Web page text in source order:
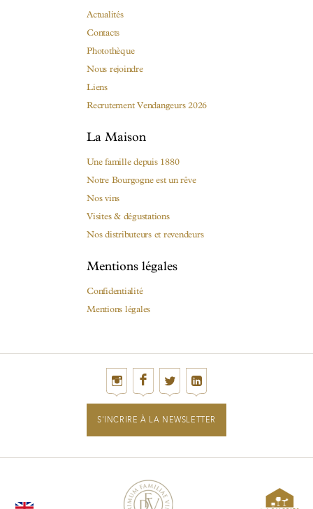
Actualités
Contacts
Photothèque
Nous rejoindre
Liens
Recrutement Vendangeurs 2026
La Maison
Une famille depuis 1880
Notre Bourgogne est un rêve
Nos vins
Visites & dégustations
Nos distributeurs et revendeurs
Mentions légales
Confidentialité
Mentions légales
S'INCRIRE À LA NEWSLETTER